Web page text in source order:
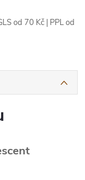
od 70 Kč | PPL od